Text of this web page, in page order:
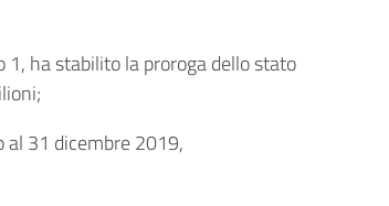
ha stabilito la proroga dello stato
al 31 dicembre 2019,